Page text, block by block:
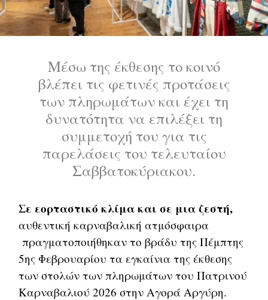
Μέσω της έκθεσης το κοινό
βλέπει τις φετινές προτάσεις
των πληρωμάτων και έχει τη
δυνατότητα να επιλέξει τη
συμμετοχή του για τις
παρελάσεις του τελευταίου
Σαββατοκύριακου.
Σε εορταστικό κλίμα και σε μια ζεστή,
αυθεντική καρναβαλική ατμόσφαιρα
πραγματοποιήθηκαν το βράδυ της Πέμπτης
5ης Φεβρουαρίου τα εγκαίνια της έκθεσης
των στολών των πληρωμάτων του Πατρινού
Καρναβαλιού 2026 στην Αγορά Αργύρη.